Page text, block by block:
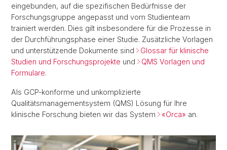
eingebunden, auf die spezifischen Bedürfnisse der
Forschungsgruppe angepasst und vom Studienteam
trainiert werden. Dies gilt insbesondere für die Prozesse in
der Durchführungsphase einer Studie. Zusätzliche Vorlagen
und unterstützende Dokumente sind
Glossar für klinische
Studien und Forschungsprojekte und
QMS Vorlagen und
Formulare.
Als GCP-konforme und unkomplizierte
Qualitätsmanagementsystem (QMS) Lösung für Ihre
klinische Forschung bieten wir das System
«Orca» an.